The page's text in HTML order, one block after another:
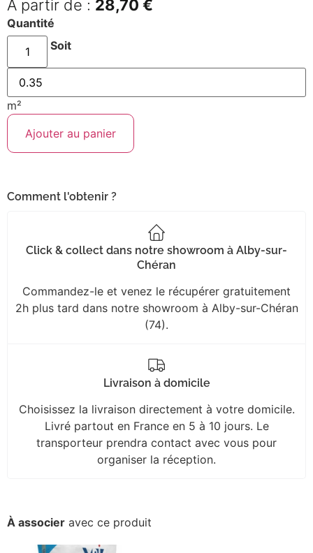
28,70 €
Quantité
Soit
m²
Ajouter au panier
Comment l'obtenir ?
Click & collect dans notre showroom à Alby-sur-
Chéran
Commandez-le et venez le récupérer gratuitement
2h plus tard dans notre showroom à Alby-sur-Chéran
(74).
Livraison à domicile
Choisissez la livraison directement à votre domicile.
Livré partout en France en 5 à 10 jours. Le
transporteur prendra contact avec vous pour
organiser la réception.
À associer avec ce produit